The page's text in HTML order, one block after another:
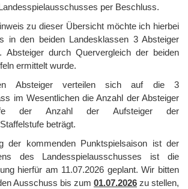
per Beschluss.
zu dieser Übersicht möchte ich hierbei
in den beiden Landesklassen 3 Absteiger
Absteiger durch Quervergleich der beiden
ermittelt wurde.
Absteiger verteilen sich auf die 3
im Wesentlichen die Anzahl der Absteiger
der Anzahl der Aufsteiger der
beträgt.
der kommenden Punktspielsaison ist der
des Landesspielausschusses ist die
hierfür am 11.07.2026 geplant. Wir bitten
Ausschuss bis zum 01.07.2026 zu stellen,